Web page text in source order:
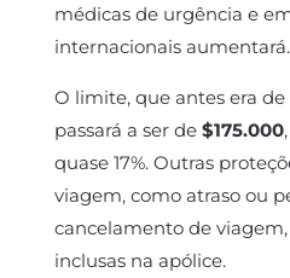
médicas de urgência e
internacionais aumentará.
O limite, que antes era de
passará a ser de $175.000
quase 17%. Outras
viagem, como atraso ou
cancelamento de
inclusas na apólice.